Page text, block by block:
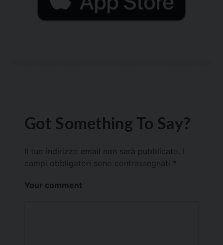
Got Something To Say?
Il tuo indirizzo email non sarà pubblicato.
campi obbligatori sono contrassegnati *
Your comment